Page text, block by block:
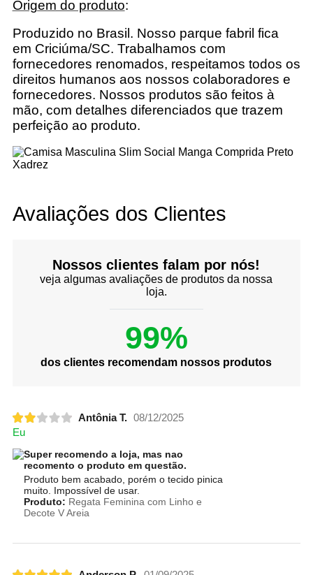
Origem do produto:
Produzido no Brasil. Nosso parque fabril fica
em Criciúma/SC. Trabalhamos com
fornecedores renomados, respeitamos todos os
direitos humanos aos nossos colaboradores e
fornecedores. Nossos produtos são feitos à
mão, com detalhes diferenciados que trazem
perfeição ao produto.
Avaliações dos Clientes
Nossos clientes falam por nós!
veja algumas avaliações de produtos da nossa
loja.
99%
dos clientes recomendam nossos produtos
Antônia T. 08/12/2025
Eu
Super recomendo a loja, mas nao
recomento o produto em questão.
Produto bem acabado, porém o tecido pinica
muito. Impossível de usar.
Produto: Regata Feminina com Linho e
Decote V Areia